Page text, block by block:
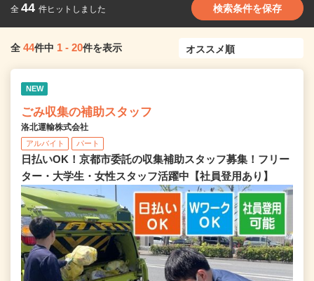
全 44 件ヒットしました 検索条件を保存
全 44件中 1 - 20件を表示
NEW
ごみ収集の補助スタッフ
洛北運輸株式会社
アルバイト パート
日払いOK！京都市委託の収集補助スタッフ募集！フリー
ター・大学生・女性スタッフ活躍中【社員登用あり】